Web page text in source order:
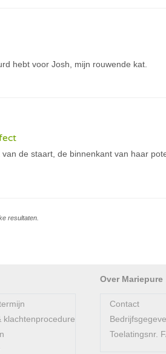
hebt voor Josh, mijn rouwende kat.
de staart, de binnenkant van haar
resultaten.
klachtenprocedure
Over Mariepure
Contact
Toelatingsnr.